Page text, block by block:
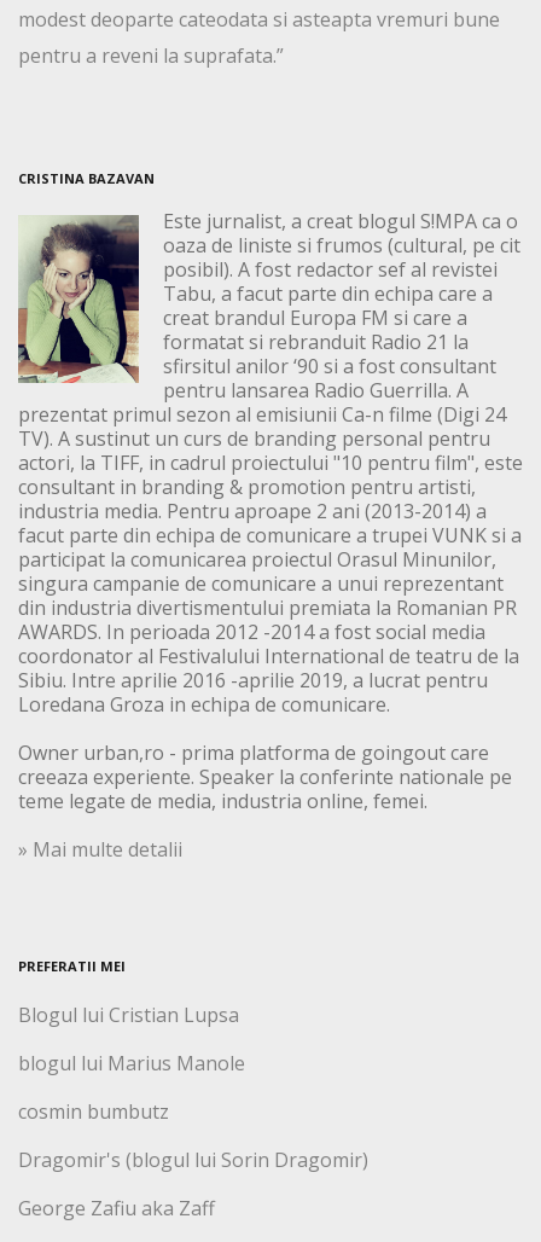
modest deoparte cateodata si asteapta vremuri bune
pentru a reveni la suprafata.”
CRISTINA BAZAVAN
Este jurnalist, a creat blogul S!MPA ca o
oaza de liniste si frumos (cultural, pe cit
posibil). A fost redactor sef al revistei
Tabu, a facut parte din echipa care a
creat brandul Europa FM si care a
formatat si rebranduit Radio 21 la
sfirsitul anilor ‘90 si a fost consultant
pentru lansarea Radio Guerrilla. A
prezentat primul sezon al emisiunii Ca-n filme (Digi 24
TV). A sustinut un curs de branding personal pentru
actori, la TIFF, in cadrul proiectului "10 pentru film", este
consultant in branding & promotion pentru artisti,
industria media. Pentru aproape 2 ani (2013-2014) a
facut parte din echipa de comunicare a trupei VUNK si a
participat la comunicarea proiectul Orasul Minunilor,
singura campanie de comunicare a unui reprezentant
din industria divertismentului premiata la Romanian PR
AWARDS. In perioada 2012 -2014 a fost social media
coordonator al Festivalului International de teatru de la
Sibiu. Intre aprilie 2016 -aprilie 2019, a lucrat pentru
Loredana Groza in echipa de comunicare.
Owner urban,ro - prima platforma de goingout care
creeaza experiente. Speaker la conferinte nationale pe
teme legate de media, industria online, femei.
» Mai multe detalii
PREFERATII MEI
Blogul lui Cristian Lupsa
blogul lui Marius Manole
cosmin bumbutz
Dragomir's (blogul lui Sorin Dragomir)
George Zafiu aka Zaff